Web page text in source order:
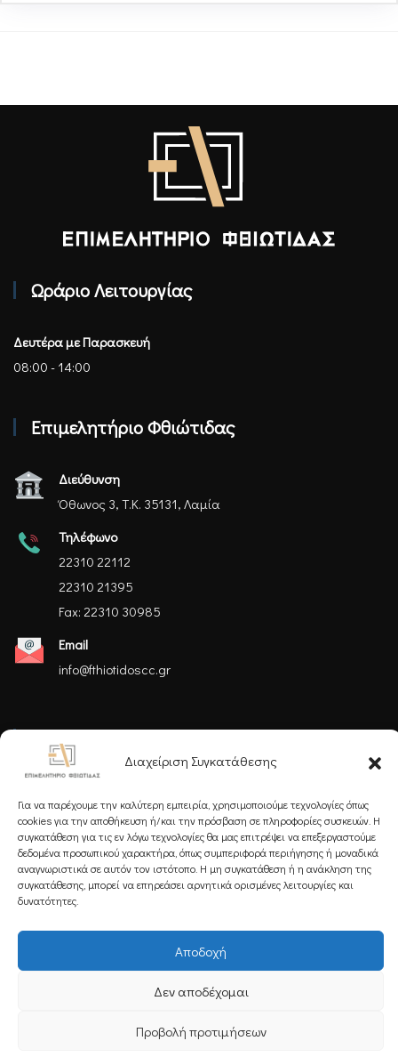
Διαχείριση Συγκατάθεσης
Για να παρέχουμε την καλύτερη εμπειρία, χρησιμοποιούμε τεχνολογίες όπως
cookies για την αποθήκευση ή/και την πρόσβαση σε πληροφορίες συσκευών. Η
συγκατάθεση για τις εν λόγω τεχνολογίες θα μας επιτρέψει να επεξεργαστούμε
δεδομένα προσωπικού χαρακτήρα, όπως συμπεριφορά περιήγησης ή μοναδικά
αναγνωριστικά σε αυτόν τον ιστότοπο. Η μη συγκατάθεση ή η ανάκληση της
συγκατάθεσης, μπορεί να επηρεάσει αρνητικά ορισμένες λειτουργίες και
δυνατότητες.
Αποδοχή
Δεν αποδέχομαι
Προβολή προτιμήσεων
Ωράριο Λειτουργίας
Δευτέρα με Παρασκευή
08:00 - 14:00
Επιμελητήριο Φθιώτιδας
Διεύθυνση
Όθωνος 3, Τ.Κ. 35131, Λαμία
Τηλέφωνο
22310 22112
22310 21395
Fax: 22310 30985
Email
info@fthiotidoscc.gr
Ακολουθήστε μας
Εγγραφείτε στο Newsletter μας
Copyright 2025 Powered byKnowledge A.E.